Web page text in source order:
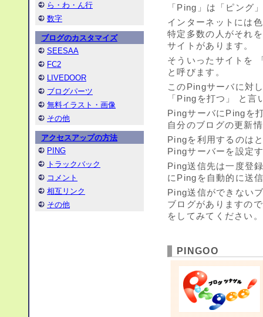
「Ping」は「ピング
インターネットには
特定多数の人がそれ
サイトがあります。
そういったサイトを
と呼びます。
このPingサーバに対
「Pingを打つ」 と言
PingサーバにPingを
自分のブログの更新
Pingを利用するのは
Pingサーバーを設定
Ping送信先は一度登
にPingを自動的に送
Ping送信ができない
ブログがありますの
をしてみてください。
PINGOO
ら・わ・ん行
数字
ブログのカスタマイズ
SEESAA
FC2
LIVEDOOR
ブログパーツ
無料イラスト・画像
その他
アクセスアップの方法
PING
トラックバック
コメント
相互リンク
その他